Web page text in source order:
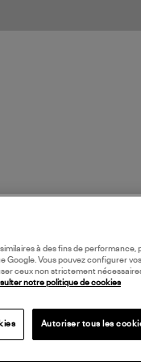
à des fins de performance,
Vous pouvez configurer
ceux non strictement
notre politique de cookies
Autoriser tous les